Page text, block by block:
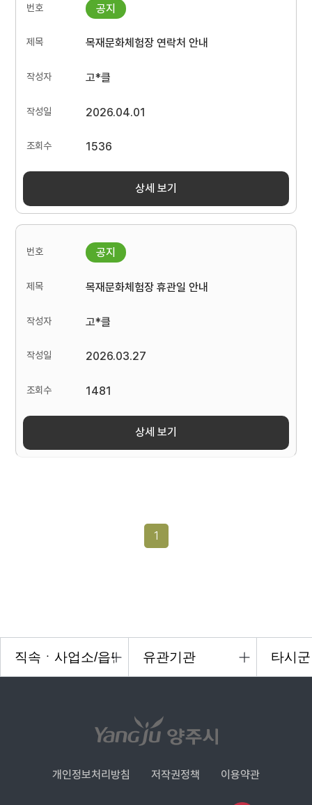
목재문화체험장 연락처 안내
고*클
2026.04.01
1536
상세 보기
목재문화체험장 휴관일 안내
고*클
2026.03.27
1481
상세 보기
1
개인정보처리방침 저작권정책 이용약관